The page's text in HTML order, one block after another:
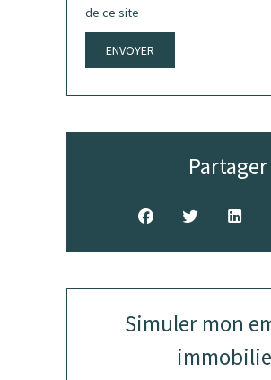
de ce site
ENVOYER
Partager
Simuler mon